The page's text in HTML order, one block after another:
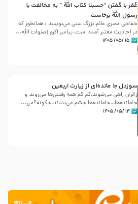
عُمَر با گفتن “حسبنا كتاب اللّه ” به مخالفت با
رسول اللّه برخاست
خفاجی مصری عالم بزرگ سنی می‌نویسد : همانطور که
در احادیث معتبر آمده است، پیامبر اکرم (صلوات اللّه...
۱۵ /۰۵/ ۱۴۰۵
سوزدل جا مانده‌ای از زیارت اربعین
زائران راهی می‌شوند،کم‌ کم همه رفتنی‌ها می‌روند و
جامانده‌ها…جامانده‌ها چشم می‌بندند.چگونه؟می‌...
۱۴ /۰۵/ ۱۴۰۵